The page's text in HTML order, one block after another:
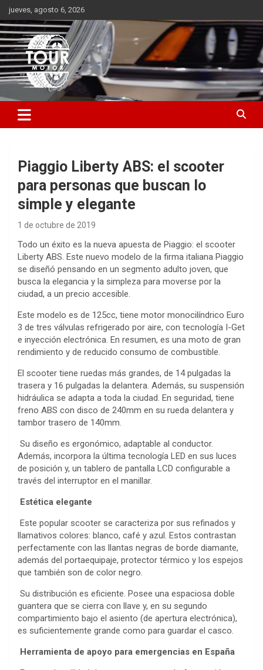
Saltar
al
contenido
jueves, agosto 6, 2026
Tour Motor
Plataforma de contenido audiovisual para el sector automotriz
Piaggio Liberty ABS: el scooter
para personas que buscan lo
simple y elegante
1 de octubre de 2019
Todo un éxito es la nueva apuesta de Piaggio: el scooter
Liberty ABS. Este nuevo modelo de la firma italiana Piaggio
se diseñó pensando en un segmento adulto joven, que
busca la elegancia y la simpleza para moverse por la
ciudad, a un precio accesible.
Este modelo es de 125cc, tiene motor monocilíndrico Euro
3 de tres válvulas refrigerado por aire, con tecnología I-Get
e inyección electrónica. En resumen, es una moto de gran
rendimiento y de reducido consumo de combustible.
El scooter tiene ruedas más grandes, de 14 pulgadas la
trasera y 16 pulgadas la delantera. Además, su suspensión
hidráulica se adapta a toda la ciudad. En seguridad, tiene
freno ABS con disco de 240mm en su rueda delantera y
tambor trasero de 140mm.
Su diseño es ergonómico, adaptable al conductor.
Además, incorpora la última tecnología LED en sus luces
de posición y, un tablero de pantalla LCD configurable a
través del interruptor en el manillar.
Estética elegante
Este popular scooter se caracteriza por sus refinados y
llamativos colores: blanco, café y azul. Estos contrastan
perfectamente con las llantas negras de borde diamante,
además del portaequipaje, protector térmico y los espejos
que también son de color negro.
Su distribución es eficiente. Posee una espaciosa doble
guantera que se cierra con llave y, en su segundo
compartimiento bajo el asiento (de apertura electrónica),
es suficientemente grande como para guardar el casco.
Herramienta de apoyo para emergencias en España